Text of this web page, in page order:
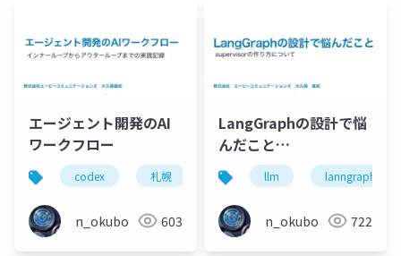
エージェント開発のAI
ワークフロー
codex 札幌 agent エージェント
n_okubo 603
LangGraphの設計で悩
んだこと
_2025_08_23_JMLT
llm lanngraph
n_okubo 722